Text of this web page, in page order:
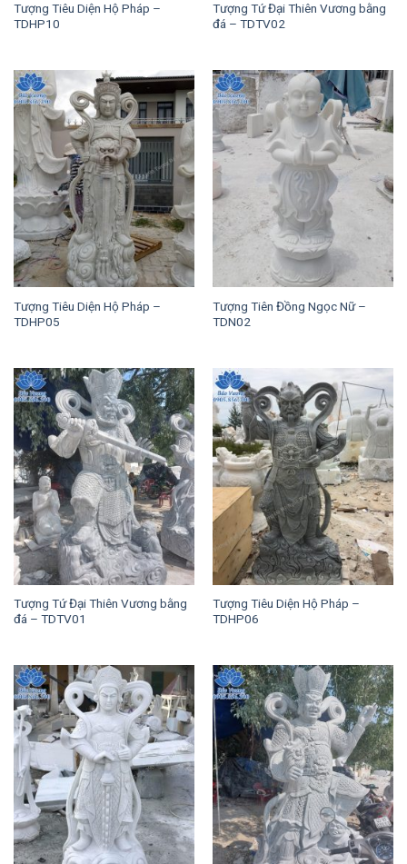
Tượng Tiêu Diện Hộ Pháp –
TDHP10
Tượng Tứ Đại Thiên Vương bằng
đá – TDTV02
Tượng Tiêu Diện Hộ Pháp –
TDHP05
Tượng Tiên Đồng Ngọc Nữ –
TDN02
Tượng Tứ Đại Thiên Vương bằng
đá – TDTV01
Tượng Tiêu Diện Hộ Pháp –
TDHP06